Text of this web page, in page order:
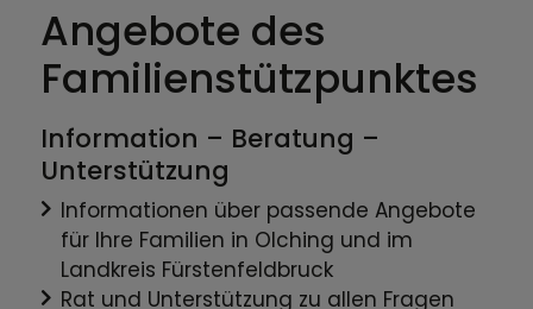
Angebote des
Familienstützpunktes
Information – Beratung –
Unterstützung
Informationen über passende Angebote
für Ihre Familien in Olching und im
Landkreis Fürstenfeldbruck
Rat und Unterstützung zu allen Fragen